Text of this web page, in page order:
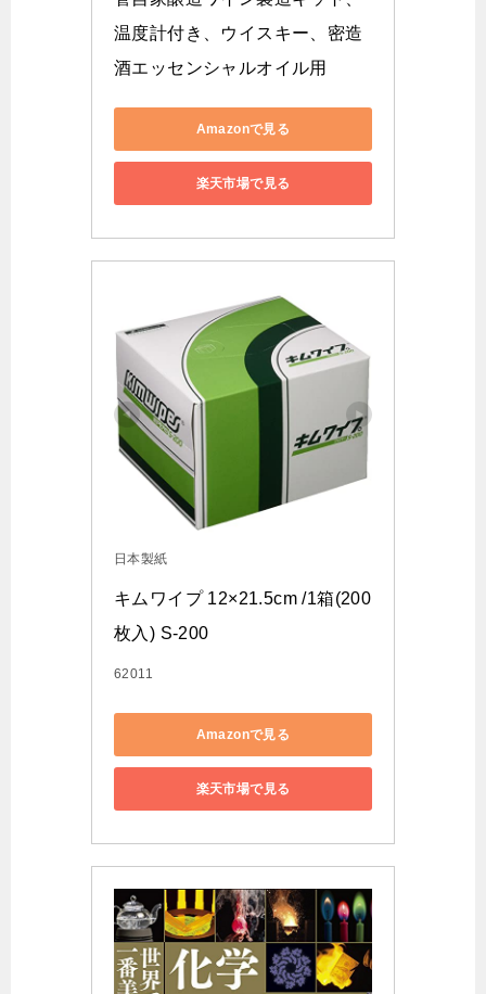
温度計付き、ウイスキー、密造
酒エッセンシャルオイル用
Amazonで見る
楽天市場で見る
日本製紙
キムワイプ 12×21.5cm /1箱(200
枚入) S-200
62011
Amazonで見る
楽天市場で見る